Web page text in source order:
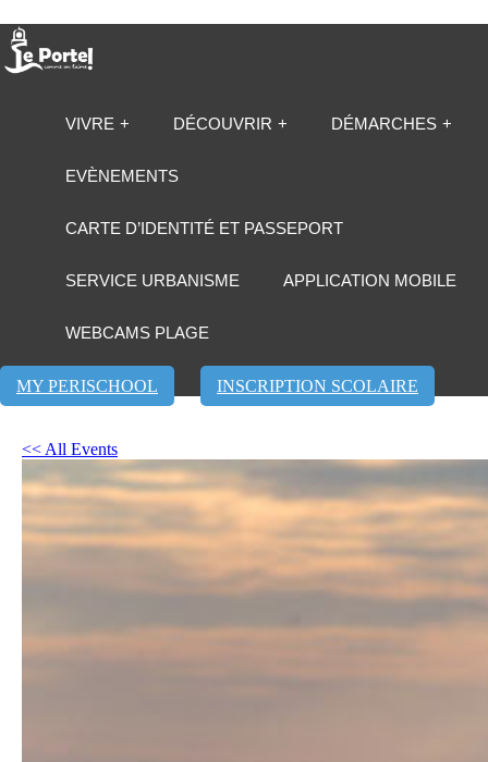
VIVRE DÉCOUVRIR DÉMARCHES
EVÈNEMENTS
CARTE D’IDENTITÉ ET PASSEPORT
SERVICE URBANISME APPLICATION MOBILE
WEBCAMS PLAGE
MY PERISCHOOL INSCRIPTION SCOLAIRE
<< All Events